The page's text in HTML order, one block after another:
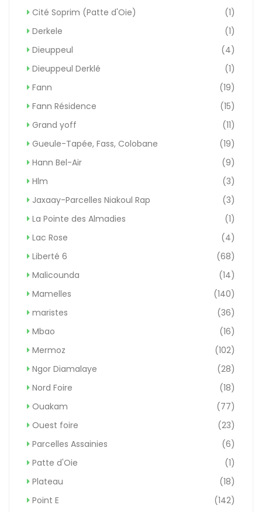
Cité Soprim (Patte d'Oie)
(1)
Derkele
(1)
Dieuppeul
(4)
Dieuppeul Derklé
(1)
Fann
(19)
Fann Résidence
(15)
Grand yoff
(11)
Gueule-Tapée, Fass, Colobane
(19)
Hann Bel-Air
(9)
Hlm
(3)
Jaxaay-Parcelles Niakoul Rap
(3)
La Pointe des Almadies
(1)
Lac Rose
(4)
Liberté 6
(68)
Malicounda
(14)
Mamelles
(140)
maristes
(36)
Mbao
(16)
Mermoz
(102)
Ngor Diamalaye
(28)
Nord Foire
(18)
Ouakam
(77)
Ouest foire
(23)
Parcelles Assainies
(6)
Patte d'Oie
(1)
Plateau
(18)
Point E
(142)